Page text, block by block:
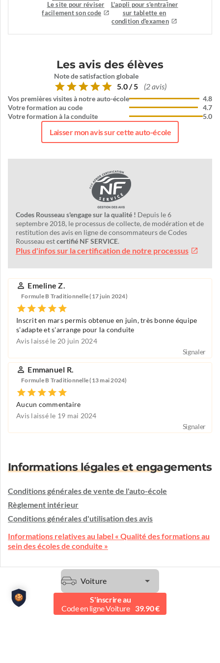
Le site pour réviser
facilement son code
L'appli pour s'entraîner
sur tablette en
condition d'examen
Les avis des élèves
Note de satisfaction globale
5.0 / 5 (2 avis)
Vos premières visites à notre auto-école
Votre formation au code
Votre formation à la conduite
4.8
4.7
5.0
Laisser mon avis sur cette auto-école
Codes Rousseau s'engage sur la qualité ! Depuis le 6
septembre 2018, le processus de collecte, de modération et de
restitution des avis en ligne de consommateurs de Codes
Rousseau estcertifié NF SERVICE.
Plus d'infos sur la certification de notre processus
Emeline Z.
Formule B Traditionnelle (17 juin 2024)
Inscrit en mars permis obtenue en juin, très bonne équipe
s'adapte et s'arrange pour la conduite
Avis laissé le 20 juin 2024
Signaler
Emmanuel R.
Formule B Traditionnelle (13 mai 2024)
Aucun commentaire
Avis laissé le 19 mai 2024
Signaler
Informations légales et engagements
Conditions générales de vente de l'auto-école
Règlement intérieur
Conditions générales d'utilisation des avis
Informations relatives au label « Qualité des formations au
sein des écoles de conduite »
L'auto-école vous écoute et vous conseille.
Etre contacté
Voiture
S'inscrire au
Code en ligne Voiture
39.90 €